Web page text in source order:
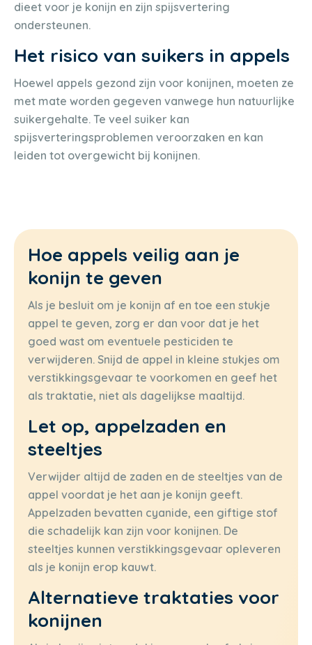
dieet voor je konijn en zijn spijsvertering
ondersteunen.
Het risico van suikers in appels
Hoewel appels gezond zijn voor konijnen, moeten ze
met mate worden gegeven vanwege hun natuurlijke
suikergehalte. Te veel suiker kan
spijsverteringsproblemen veroorzaken en kan
leiden tot overgewicht bij konijnen.
Hoe appels veilig aan je
konijn te geven
Als je besluit om je konijn af en toe een stukje
appel te geven, zorg er dan voor dat je het
goed wast om eventuele pesticiden te
verwijderen. Snijd de appel in kleine stukjes om
verstikkingsgevaar te voorkomen en geef het
als traktatie, niet als dagelijkse maaltijd.
Let op, appelzaden en
steeltjes
Verwijder altijd de zaden en de steeltjes van de
appel voordat je het aan je konijn geeft.
Appelzaden bevatten cyanide, een giftige stof
die schadelijk kan zijn voor konijnen. De
steeltjes kunnen verstikkingsgevaar opleveren
als je konijn erop kauwt.
Alternatieve traktaties voor
konijnen